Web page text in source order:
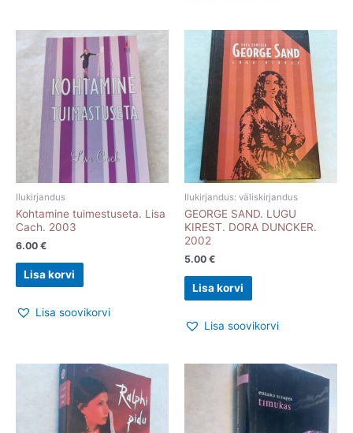
Ilukirjandus
Kohtamine tuimestuseta. Lisa
Cach. 2003
6.00 €
Lisa korvi
Lisa soovikorvi
Ilukirjandus: väliskirjandus
GEORGE SAND. LUGU
KIREST. DORA DUNCKER.
2002
5.00 €
Lisa korvi
Lisa soovikorvi